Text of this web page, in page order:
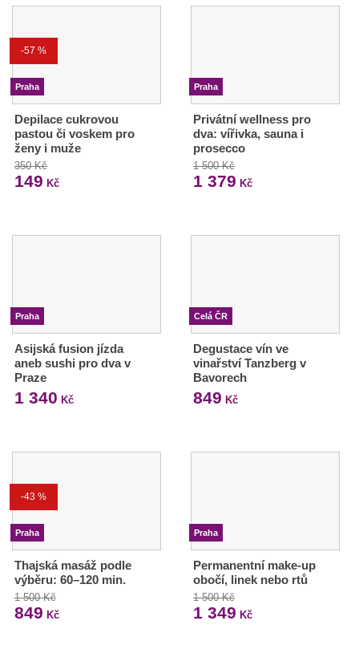
-57 %
Praha
Depilace cukrovou
pastou či voskem pro
ženy i muže
350 Kč
149 Kč
Praha
Privátní wellness pro
dva: vířivka, sauna i
prosecco
1 500 Kč
1 379 Kč
Praha
Asijská fusion jízda
aneb sushi pro dva v
Praze
1 340 Kč
Celá ČR
Degustace vín ve
vinařství Tanzberg v
Bavorech
849 Kč
-43 %
Praha
Thajská masáž podle
výběru: 60–120 min.
1 500 Kč
849 Kč
Praha
Permanentní make-up
obočí, linek nebo rtů
1 500 Kč
1 349 Kč